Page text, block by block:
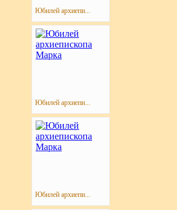
Юбилей архиепи...
Юбилей архиепи...
Юбилей архиепи...